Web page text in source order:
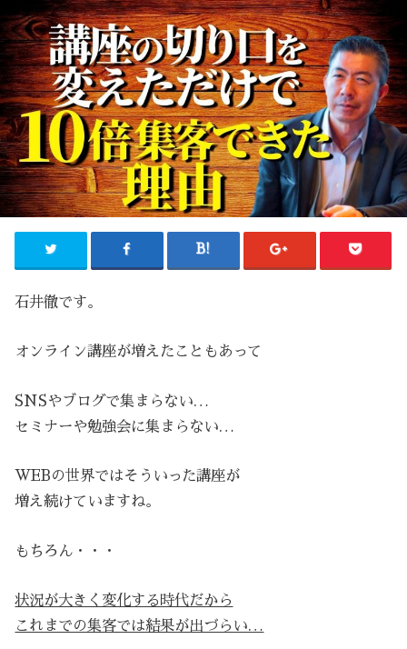
石井徹です。
オンライン講座が増えたこともあって
SNSやブログで集まらない…
セミナーや勉強会に集まらない…
WEBの世界ではそういった講座が
増え続けていますね。
もちろん・・・
状況が大きく変化する時代だから
これまでの集客では結果が出づらい…